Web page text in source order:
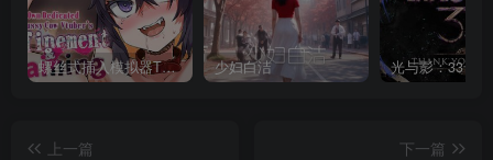
螺丝式插入模拟器TMA02 少妇白洁
上一篇
下一篇